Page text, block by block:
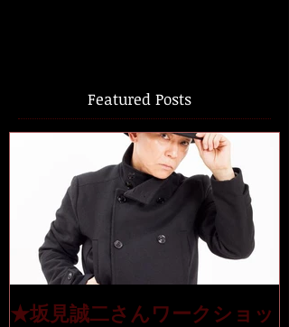
Featured Posts
★坂見誠二さんワークショッ